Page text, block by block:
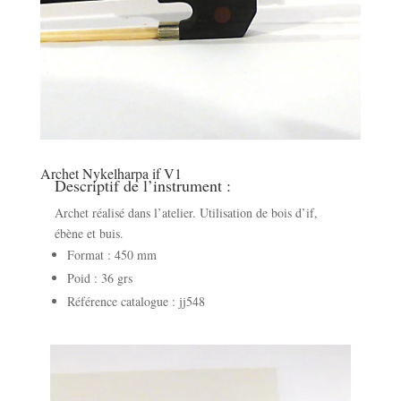
Archet Nykelharpa if V1
Descriptif de l’instrument :
Archet réalisé dans l’atelier. Utilisation de bois d’if,
ébène et buis.
Format : 450 mm
Poid : 36 grs
Référence catalogue : jj548